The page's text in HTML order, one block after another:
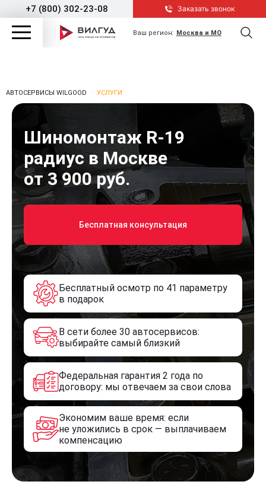
+7 (800) 302-23-08 Заказать звонок
Ваш регион: Москва и МО
АВТОСЕРВИСЫ WILGOOD УСЛУГИ
Шиномонтаж R-19
радиус в Москве
от 3 900 руб.
Бесплатная консультация
Бесплатный осмотр по 41 параметру
в подарок
В сети более 30 автосервисов:
выбирайте самый близкий
Федеральная гарантия 2 года по
договору: мы отвечаем за свои слова
Экономим ваше время: если
не уложились в срок — выплачиваем
компенсацию